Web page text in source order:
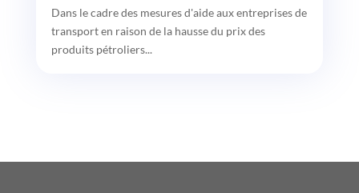
Dans le cadre des mesures d'aide aux entreprises de
transport en raison de la hausse du prix des
produits pétroliers...